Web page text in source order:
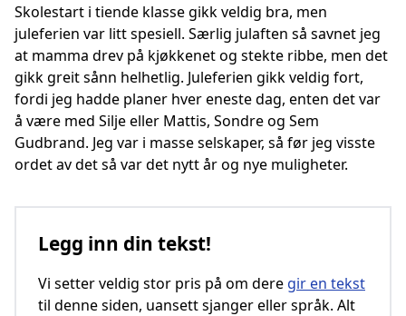
Skolestart i tiende klasse gikk veldig bra, men
juleferien var litt spesiell. Særlig julaften så savnet jeg
at mamma drev på kjøkkenet og stekte ribbe, men det
gikk greit sånn helhetlig. Juleferien gikk veldig fort,
fordi jeg hadde planer hver eneste dag, enten det var
å være med Silje eller Mattis, Sondre og Sem
Gudbrand. Jeg var i masse selskaper, så før jeg visste
ordet av det så var det nytt år og nye muligheter.
Legg inn din tekst!
Vi setter veldig stor pris på om dere gir en tekst
til denne siden, uansett sjanger eller språk. Alt